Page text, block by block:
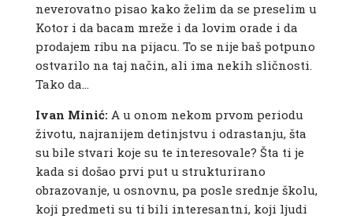
neverovatno pisao kako želim da se preselim u
Kotor i da bacam mreže i da lovim orade i da
prodajem ribu na pijacu. To se nije baš potpuno
ostvarilo na taj način, ali ima nekih sličnosti.
Tako da…
Ivan Minić:A u onom nekom prvom periodu
životu, najranijem detinjstvu i odrastanju, šta
su bile stvari koje su te interesovale? Šta ti je
kada si došao prvi put u strukturirano
obrazovanje, u osnovnu, pa posle srednje školu,
koji predmeti su ti bili interesantni, koji ljudi